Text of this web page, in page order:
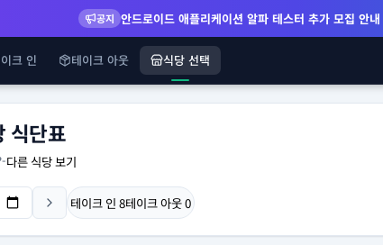
공지 안드로이드 애플리케이션 알파 테스터 추가 모집 안내
크 인 테이크 아웃 식당 선택
식단표
-다른 식당 보기
테이크 인 8테이크 아웃0